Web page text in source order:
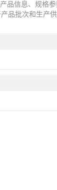
品信息、规格
品批次和生产